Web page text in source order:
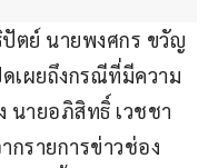
ปัตย์ นายพงศกร ขวัญ
เผยถึงกรณีที่มีความ
ายอภิสิทธิ์ เวชชา
รายการข่าวช่อง